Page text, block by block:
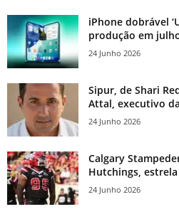
iPhone dobrável
produção em
24 Junho 2026
Sipur, de Shari
Attal, executivo
24 Junho 2026
Calgary
Hutchings,
24 Junho 2026